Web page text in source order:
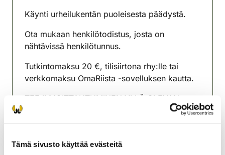
Tämä sivusto käyttää evästeitä
Käynti urheilukentän puoleisesta päädystä.
Ota mukaan henkilötodistus, josta on
nähtävissä henkilötunnus.
Tutkintomaksu 20 €, tilisiirtona rhy:lle tai
verkkomaksu OmaRiista -sovelluksen kautta.
TEE ILMOITTAUTUMINEN YLLÄ OLEVAN
PAINIKKEEN KAUTTA! (riista.fi tapahtumahaku
sivuston kautta) Suosittelemme Oma riista -